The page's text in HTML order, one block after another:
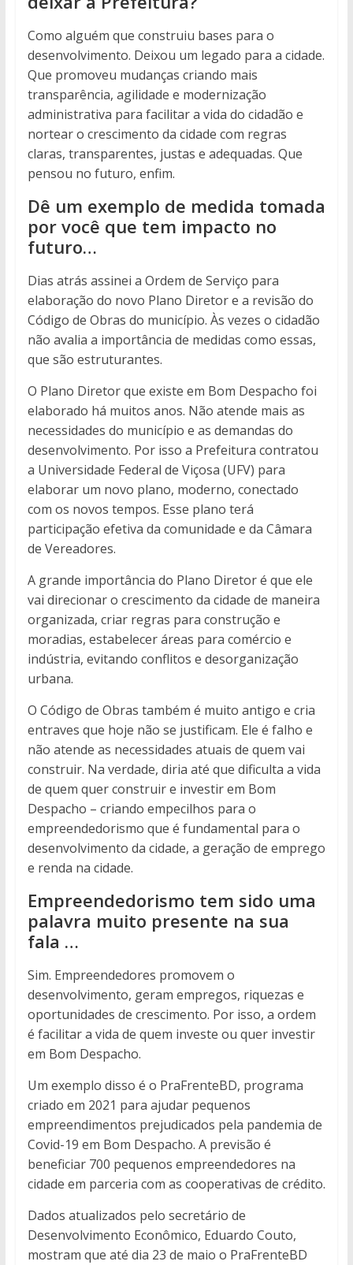
Como alguém que construiu bases para o
desenvolvimento. Deixou um legado para a cidade.
Que promoveu mudanças criando mais
transparência, agilidade e modernização
administrativa para facilitar a vida do cidadão e
nortear o crescimento da cidade com regras
claras, transparentes, justas e adequadas. Que
pensou no futuro, enfim.
Dê um exemplo de medida tomada
por você que tem impacto no
futuro…
Dias atrás assinei a Ordem de Serviço para
elaboração do novo Plano Diretor e a revisão do
Código de Obras do município. Às vezes o cidadão
não avalia a importância de medidas como essas,
que são estruturantes.
O Plano Diretor que existe em Bom Despacho foi
elaborado há muitos anos. Não atende mais as
necessidades do município e as demandas do
desenvolvimento. Por isso a Prefeitura contratou
a Universidade Federal de Viçosa (UFV) para
elaborar um novo plano, moderno, conectado
com os novos tempos. Esse plano terá
participação efetiva da comunidade e da Câmara
de Vereadores.
A grande importância do Plano Diretor é que ele
vai direcionar o crescimento da cidade de maneira
organizada, criar regras para construção e
moradias, estabelecer áreas para comércio e
indústria, evitando conflitos e desorganização
urbana.
O Código de Obras também é muito antigo e cria
entraves que hoje não se justificam. Ele é falho e
não atende as necessidades atuais de quem vai
construir. Na verdade, diria até que dificulta a vida
de quem quer construir e investir em Bom
Despacho – criando empecilhos para o
empreendedorismo que é fundamental para o
desenvolvimento da cidade, a geração de emprego
e renda na cidade.
Empreendedorismo tem sido uma
palavra muito presente na sua
fala …
Sim. Empreendedores promovem o
desenvolvimento, geram empregos, riquezas e
oportunidades de crescimento. Por isso, a ordem
é facilitar a vida de quem investe ou quer investir
em Bom Despacho.
Um exemplo disso é o PraFrenteBD, programa
criado em 2021 para ajudar pequenos
empreendimentos prejudicados pela pandemia de
Covid-19 em Bom Despacho. A previsão é
beneficiar 700 pequenos empreendedores na
cidade em parceria com as cooperativas de crédito.
Dados atualizados pelo secretário de
Desenvolvimento Econômico, Eduardo Couto,
mostram que até dia 23 de maio o PraFrenteBD